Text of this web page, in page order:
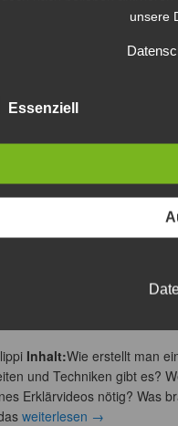
frei verfügbare Lehr- und
Beispiel Creative
einen Überblick
→
in
Inhalt:Wie erstellt man
und Techniken gibt es?
Erklärvideos nötig? Was
weiterlesen →
unsere
Essenziell